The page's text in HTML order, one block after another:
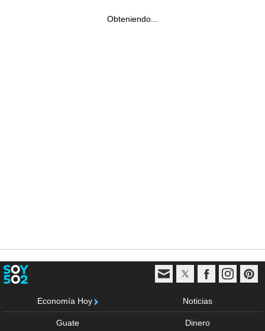
Obteniendo...
Economía Hoy Noticias
Guate Dinero